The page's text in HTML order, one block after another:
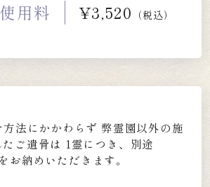
用料 ¥3,520 （税込）
方法にかかわらず 弊霊園以外の施
ご遺骨は 1霊につき、別途
お納めいただきます。